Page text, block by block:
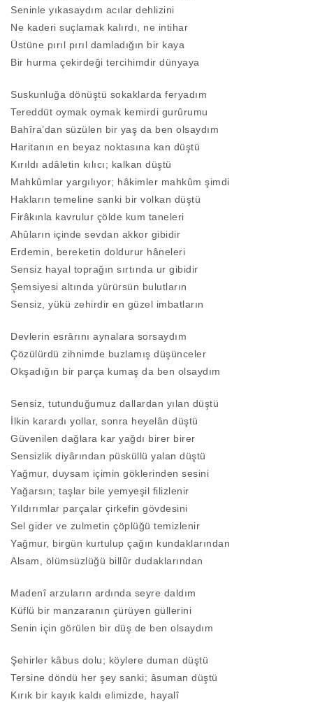
Seninle yıkasaydım acılar dehlizini
Ne kaderi suçlamak kalırdı, ne intihar
Üstüne pırıl pırıl damladığın bir kaya
Bir hurma çekirdeği tercihimdir dünyaya
Suskunluğa dönüştü sokaklarda feryadım
Tereddüt oymak oymak kemirdi gurûrumu
Bahîra’dan süzülen bir yaş da ben olsaydım
Haritanın en beyaz noktasına kan düştü
Kırıldı adâletin kılıcı; kalkan düştü
Mahkûmlar yargılıyor; hâkimler mahkûm şimdi
Hakların temeline sanki bir volkan düştü
Firâkınla kavrulur çölde kum taneleri
Ahûların içinde sevdan akkor gibidir
Erdemin, bereketin doldurur hâneleri
Sensiz hayal toprağın sırtında ur gibidir
Şemsiyesi altında yürürsün bulutların
Sensiz, yükü zehirdir en güzel imbatların
Devlerin esrârını aynalara sorsaydım
Çözülürdü zihnimde buzlamış düşünceler
Okşadığın bir parça kumaş da ben olsaydım
Sensiz, tutunduğumuz dallardan yılan düştü
İlkin karardı yollar, sonra heyelân düştü
Güvenilen dağlara kar yağdı birer birer
Sensizlik diyârından püsküllü yalan düştü
Yağmur, duysam içimin göklerinden sesini
Yağarsın; taşlar bile yemyeşil filizlenir
Yıldırımlar parçalar çirkefin gövdesini
Sel gider ve zulmetin çöplüğü temizlenir
Yağmur, birgün kurtulup çağın kundaklarından
Alsam, ölümsüzlüğü billûr dudaklarından
Madenî arzuların ardında seyre daldım
Küflü bir manzaranın çürüyen güllerini
Senin için görülen bir düş de ben olsaydım
Şehirler kâbus dolu; köylere duman düştü
Tersine döndü her şey sanki; âsuman düştü
Kırık bir kayık kaldı elimizde, hayalî